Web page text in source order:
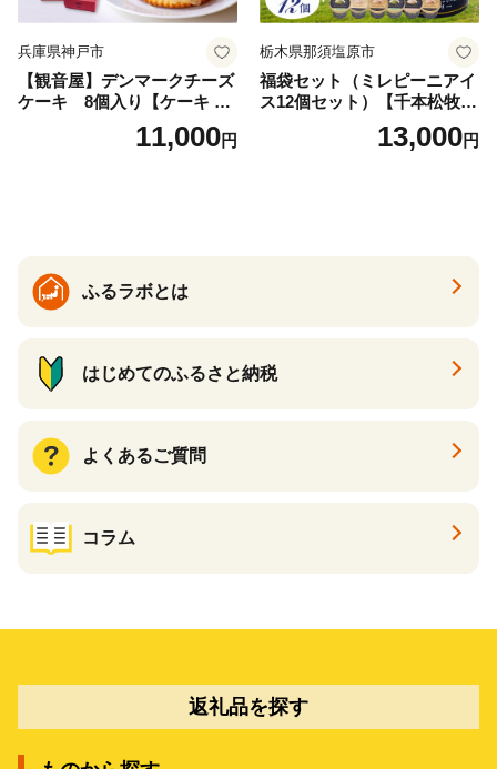
兵庫県神戸市
【観音屋】デンマークチーズ
ケーキ 8個入り【ケーキ チ
ーズケーキ 人気スイーツ お
すすめスイーツ 神戸スイー
11,000円
栃木県那須塩原市
福袋セット（ミレピーニアイ
ス12個セット）【千本松牧
場】 ns025-014-12 【デザー
ト 詰め合わせ ギフト】
13,000円
ふるラボとは
はじめてのふるさと納税
よくあるご質問
コラム
返礼品を探す